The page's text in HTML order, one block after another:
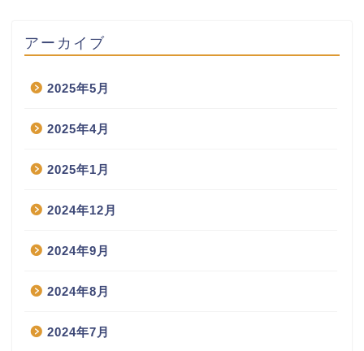
アーカイブ
2025年5月
2025年4月
2025年1月
2024年12月
2024年9月
2024年8月
2024年7月